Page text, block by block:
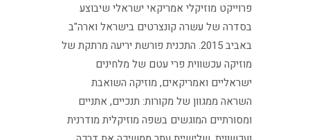
פרוייקט מוזיקלי אמריקאי ישראלי שיבוצע
בסדרה של עשרה קונצרטים בישראל וארה"ב
באביב 2015. התכנית פורשת יריעה מרתקת של
מוזיקה עכשווית פרי עטם של מלחינים
ישראליים ואמריקאים, מוזיקה השואבת
השראה ממגוון של מקורות: תנכיים, אתניים
ומסורתיים המוגשים בשפה מוזיקלית מודרנית